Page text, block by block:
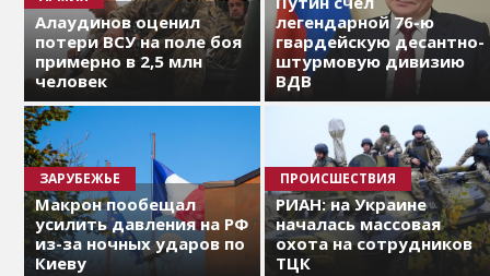
Алаудинов оценил
потери ВСУ на поле боя
примерно в 2,5 млн
человек
легендарной 76-ю
гвардейскую десантно-
штурмовую дивизию
ВДВ
ЗАРУБЕЖЬЕ
Макрон пообещал
усилить давления на РФ
из-за ночных ударов по
Киеву
ПРОИСШЕСТВИЯ
РИАН: на Украине
началась массовая
охота на сотрудников
ТЦК